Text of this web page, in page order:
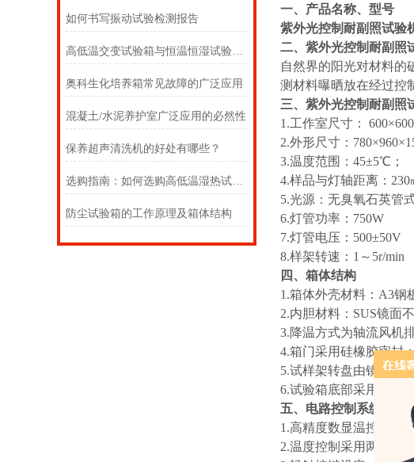
如何书写振动试验检测报告
高低温交变试验箱与恒温恒湿试验箱的区别
奥科生化培养箱常见故障的广泛应用
混凝土/水泥养护室广泛应用的必然性
保养超声清洗机的好处有哪些？
选购指南：如何选购高低温湿热试验箱
防尘试验箱的工作原理及箱体结构
一、产品名称、型号
紫外光控制耐副照试验
二、 紫外光控制耐副照
自然界的阳光对材料的
测材料曝晒放在经过控
三、 紫外光控制耐副照
1.工作室尺寸：
2.外形尺寸：
3.温度范围：45±5℃；
4.样品与灯轴距离：230
5.光源：无臭氧石英管
6.灯管功率：750W
7.灯管电压：500±50V
8.样架转速：1～5r/min
四、箱体结构
1.箱体外壳材料：A3钢
2.内胆材料：SUS镜面
3.降温方式为轴流风机
4.箱门采用硅橡胶密封
5.试样架转盘由镜面不
6.试验箱底部采用高品
五、电路控制系统
1.高精度数显温控仪；
2.温度控制采用两位式